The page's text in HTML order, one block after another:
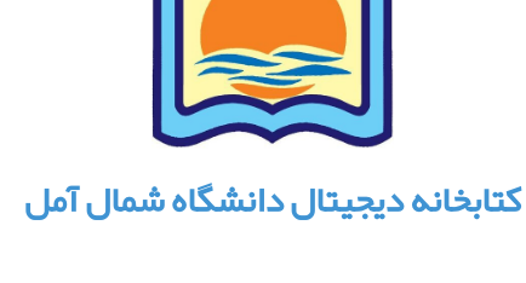
کتابخانه دیجیتال دانشگاه شمال آمل